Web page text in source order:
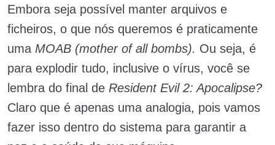
Embora seja possível manter arquivos e
ficheiros, o que nós queremos é praticamente
uma MOAB (mother of all bombs). Ou seja, é
para explodir tudo, inclusive o vírus, você se
lembra do final de Resident Evil 2: Apocalipse?
Claro que é apenas uma analogia, pois vamos
fazer isso dentro do sistema para garantir a